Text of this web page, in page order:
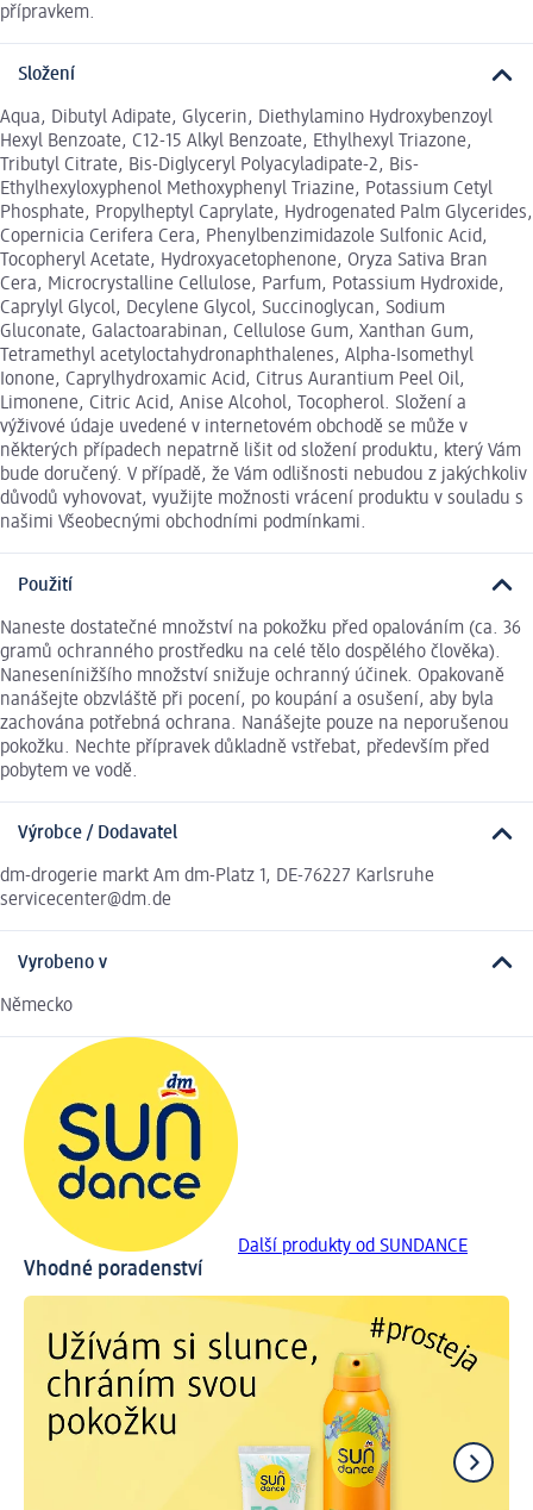
přípravkem.
Složení
Aqua, Dibutyl Adipate, Glycerin, Diethylamino Hydroxybenzoyl
Hexyl Benzoate, C12-15 Alkyl Benzoate, Ethylhexyl Triazone,
Tributyl Citrate, Bis-Diglyceryl Polyacyladipate-2, Bis-
Ethylhexyloxyphenol Methoxyphenyl Triazine, Potassium Cetyl
Phosphate, Propylheptyl Caprylate, Hydrogenated Palm Glycerides,
Copernicia Cerifera Cera, Phenylbenzimidazole Sulfonic Acid,
Tocopheryl Acetate, Hydroxyacetophenone, Oryza Sativa Bran
Cera, Microcrystalline Cellulose, Parfum, Potassium Hydroxide,
Caprylyl Glycol, Decylene Glycol, Succinoglycan, Sodium
Gluconate, Galactoarabinan, Cellulose Gum, Xanthan Gum,
Tetramethyl acetyloctahydronaphthalenes, Alpha-Isomethyl
Ionone, Caprylhydroxamic Acid, Citrus Aurantium Peel Oil,
Limonene, Citric Acid, Anise Alcohol, Tocopherol. Složení a
výživové údaje uvedené v internetovém obchodě se může v
některých případech nepatrně lišit od složení produktu, který Vám
bude doručený. V případě, že Vám odlišnosti nebudou z jakýchkoliv
důvodů vyhovovat, využijte možnosti vrácení produktu v souladu s
našimi Všeobecnými obchodními podmínkami.
Použití
Naneste dostatečné množství na pokožku před opalováním (ca. 36
gramů ochranného prostředku na celé tělo dospělého člověka).
Nanesenínižšího množství snižuje ochranný účinek. Opakovaně
nanášejte obzvláště při pocení, po koupání a osušení, aby byla
zachována potřebná ochrana. Nanášejte pouze na neporušenou
pokožku. Nechte přípravek důkladně vstřebat, především před
pobytem ve vodě.
Výrobce / Dodavatel
dm-drogerie markt Am dm-Platz 1, DE-76227 Karlsruhe
servicecenter@dm.de
Vyrobeno v
Německo
Další produkty od SUNDANCE
Vhodné poradenství